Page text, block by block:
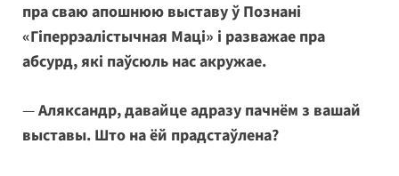
пра сваю апошнюю выставу ў Познані
«Гіперрэалістычная Маці» і разважае пра
абсурд, які паўсюль нас акружае.
—Аляксандр, давайце адразу пачнём з вашай
выставы. Што на ёй прадстаўлена?